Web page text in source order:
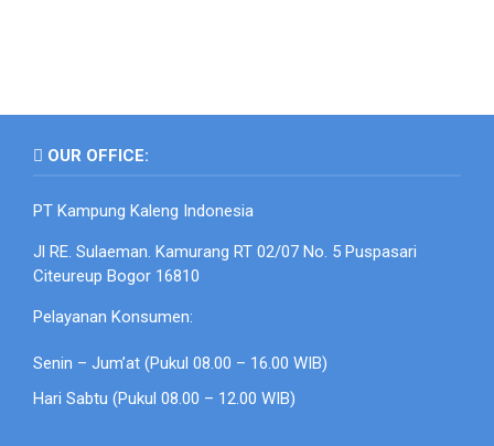
OUR OFFICE:
PT Kampung Kaleng Indonesia
Jl RE. Sulaeman. Kamurang RT 02/07 No. 5 Puspasari
Citeureup Bogor 16810
Pelayanan Konsumen:
Senin – Jum’at (Pukul 08.00 – 16.00 WIB)
Hari Sabtu (Pukul 08.00 – 12.00 WIB)